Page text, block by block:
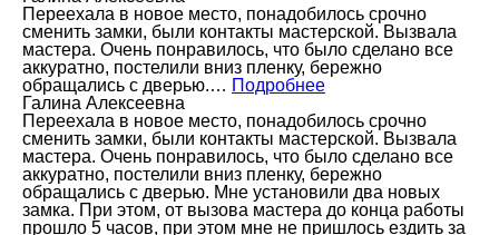
Переехала в новое место, понадобилось срочно
сменить замки, были контакты мастерской. Вызвала
мастера. Очень понравилось, что было сделано все
аккуратно, постелили вниз пленку, бережно
обращались с дверью.… Подробнее
Галина Алексеевна
Переехала в новое место, понадобилось срочно
сменить замки, были контакты мастерской. Вызвала
мастера. Очень понравилось, что было сделано все
аккуратно, постелили вниз пленку, бережно
обращались с дверью. Мне установили два новых
замка. При этом, от вызова мастера до конца работы
прошло 5 часов, при этом мне не пришлось ездить за